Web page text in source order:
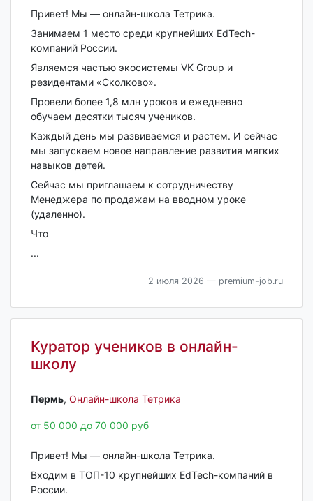
Привет! Мы — онлайн-школа Тетрика.
Занимаем 1 место среди крупнейших EdTech-
компаний России.
Являемся частью экосистемы VK Group и
резидентами «Сколково».
Провели более 1,8 млн уроков и ежедневно
обучаем десятки тысяч учеников.
Каждый день мы развиваемся и растем. И сейчас
мы запускаем новое направление развития мягких
навыков детей.
Сейчас мы приглашаем к сотрудничеству
Менеджера по продажам на вводном уроке
(удаленно).
Что
...
2 июля 2026 — premium-job.ru
Куратор учеников в онлайн-
школу
Пермь‎, Онлайн-школа Тетрика
от 50 000 до 70 000 руб
Привет! Мы — онлайн-школа Тетрика.
Входим в ТОП-10 крупнейших EdTech-компаний в
России.